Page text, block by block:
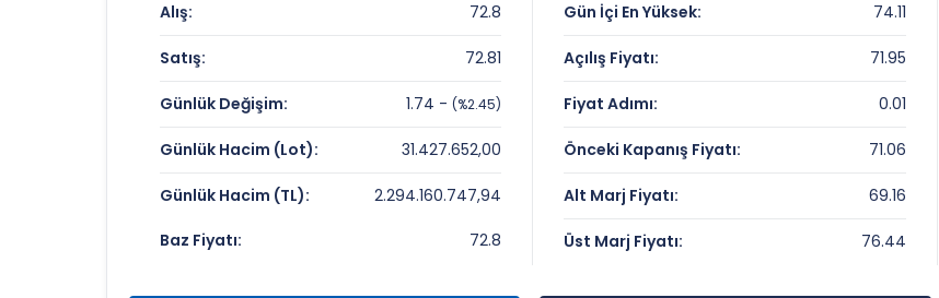
Yıllık Getiri:
DARPHANE ALTIN SERTIFIKASI Değerleme Çarpanları
Fiyat/Kazanç (F/K):
Piyasa Değeri/Defter Değeri (PD/DD):
DARPHANE ALTIN SERTIFIKASI Rekorlar ve Önemli Seviyeler
Alış: 72.8
Satış: 72.81
Günlük Değişim: 1.74 -(%2.45)
Günlük Hacim (Lot): 31.427.652,00
Günlük Hacim (TL): 2.294.160.747,94
Baz Fiyatı: 72.8
Gün İçi En Yüksek: 74.11
Açılış Fiyatı: 71.95
Fiyat Adımı: 0.01
Önceki Kapanış Fiyatı: 71.06
Alt Marj Fiyatı: 69.16
Üst Marj Fiyatı: 76.44